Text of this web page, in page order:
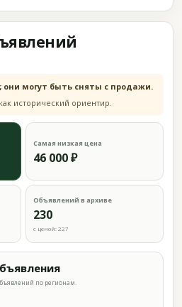
они могут быть сняты с продажи.
исторический ориентир.
Самая низкая цена
46 000 ₽
Объявлений в архиве
230
с ценой: 227
по регионам.